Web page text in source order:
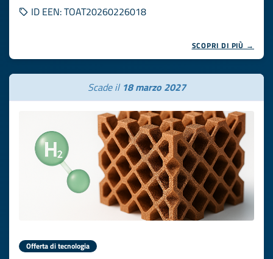
ID EEN: TOAT20260226018
SCOPRI DI PIÙ →
Scade il 18 marzo 2027
Offerta di tecnologia